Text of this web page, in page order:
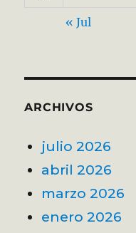
« Jul
ARCHIVOS
julio 2026
abril 2026
marzo 2026
enero 2026